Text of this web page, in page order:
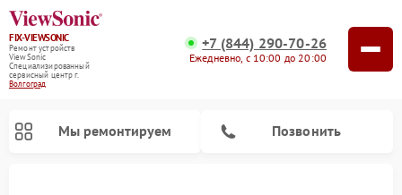
FIX-VIEWSONIC
Ремонт устройств
ViewSonic
Специализированный
cервисный центр г.
Волгоград
+7 (844) 290-70-26
Ежедневно, с 10:00 до 20:00
Мы ремонтируем Позвонить